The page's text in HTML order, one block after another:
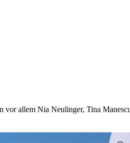
vor allem Nia Neulinger, Tina